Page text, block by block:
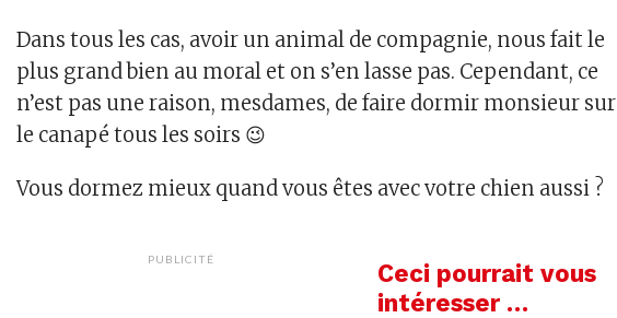
Dans tous les cas, avoir un animal de compagnie, nous fait le
plus grand bien au moral et on s’en lasse pas. Cependant, ce
n’est pas une raison, mesdames, de faire dormir monsieur sur
le canapé tous les soirs 😉
Vous dormez mieux quand vous êtes avec votre chien aussi ?
PUBLICITÉ
Ceci pourrait vous
intéresser …